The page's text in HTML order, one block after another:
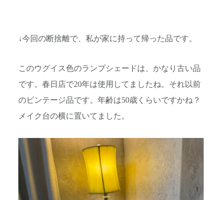
↓今回の断捨離で、私が家に持って帰った品です。
このウグイス色のランプシェードは、かなり古い品
です。春日店で20年は使用してましたね。それ以前
のビンテージ品です。年齢は50歳くらいですかね？
メイク台の横に置いてました。